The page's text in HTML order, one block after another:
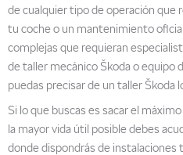
de cualquier tipo de operación que
tu coche o un mantenimiento
complejas que requieran
de taller mecánico Škoda o equipo
puedas precisar de un taller
Si lo que buscas es sacar el
la mayor vida útil posible debes
donde dispondrás de